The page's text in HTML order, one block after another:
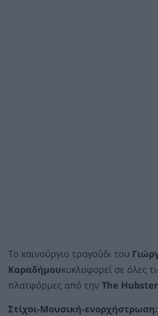
Το καινούργιο τραγούδι του Γι
Καραδήμουκυκλοφορεί σε όλες
πλατφόρμες από την The
Στίχοι-Μουσική-